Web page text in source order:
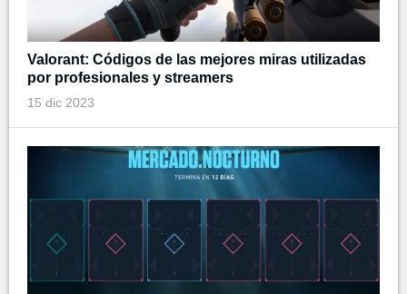
Valorant: Códigos de las mejores miras utilizadas
por profesionales y streamers
15 dic 2023